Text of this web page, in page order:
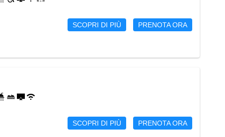
SCOPRI DI PIÙ PRENOTA ORA
SCOPRI DI PIÙ PRENOTA ORA